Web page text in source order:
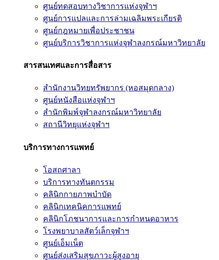
ศูนย์ทดสอบทางวิชาการแห่งจุฬาฯ
ศูนย์การแปลและการล่ามเฉลิมพระเกียรติ
ศูนย์กฎหมายเพื่อประชาชน
ศูนย์บริการวิชาการแห่งจุฬาลงกรณ์มหาวิทยาลัย
สารสนเทศและการสื่อสาร
สำนักงานวิทยทรัพยากร (หอสมุดกลาง)
ศูนย์หนังสือแห่งจุฬาฯ
สำนักพิมพ์จุฬาลงกรณ์มหาวิทยาลัย
สถานีวิทยุแห่งจุฬาฯ
บริการทางการแพทย์
โอสถศาลา
บริการทางทันตกรรม
คลินิกกายภาพบำบัด
คลินิกเทคนิคการแพทย์
คลินิกโภชนาการและการกำหนดอาหาร
โรงพยาบาลสัตว์เล็กจุฬาฯ
ศูนย์เอ็มเน็ต
ศูนย์ส่งเสริมสุขภาวะผู้สูงอายุ